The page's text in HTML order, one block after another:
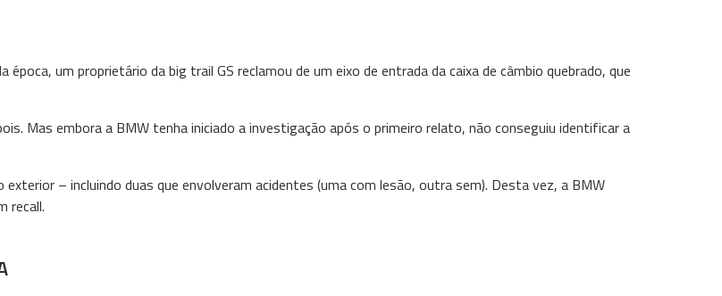
época, um proprietário da big trail GS reclamou de um eixo de entrada da caixa de câmbio quebrado, que
Mas embora a BMW tenha iniciado a investigação após o primeiro relato, não conseguiu identificar a
– incluindo duas que envolveram acidentes (uma com lesão, outra sem). Desta vez, a BMW
recall.